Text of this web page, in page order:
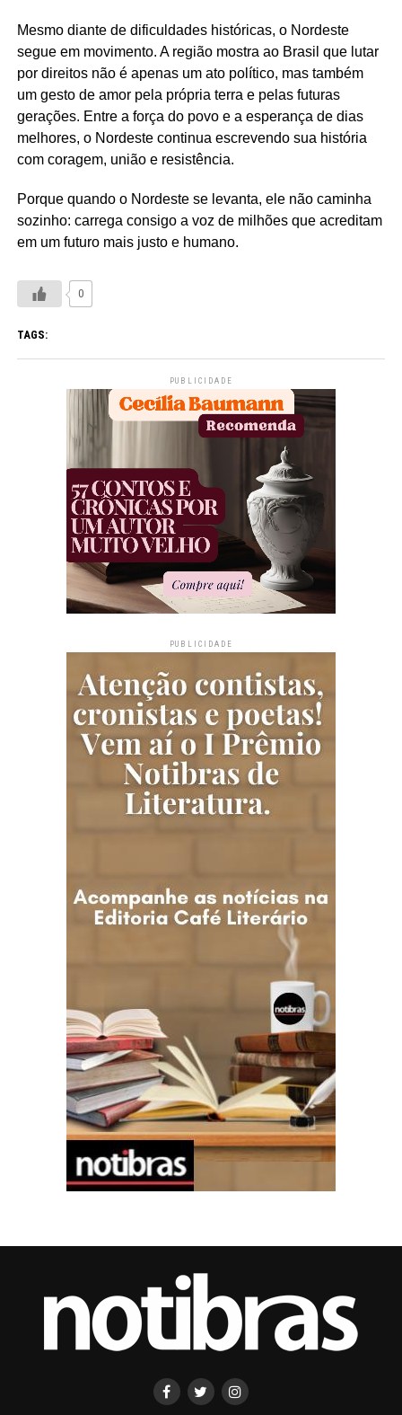
Mesmo diante de dificuldades históricas, o Nordeste
segue em movimento. A região mostra ao Brasil que lutar
por direitos não é apenas um ato político, mas também
um gesto de amor pela própria terra e pelas futuras
gerações. Entre a força do povo e a esperança de dias
melhores, o Nordeste continua escrevendo sua história
com coragem, união e resistência.
Porque quando o Nordeste se levanta, ele não caminha
sozinho: carrega consigo a voz de milhões que acreditam
em um futuro mais justo e humano.
0
TAGS:
PUBLICIDADE
PUBLICIDADE